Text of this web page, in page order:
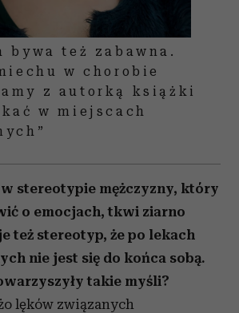
bywa też zabawna.
w chorobie
z autorką książki
w miejscach
w stereotypie mężczyzny, który
o emocjach, tkwi ziarno
też stereotyp, że po lekach
nie jest się do końca sobą.
takie myśli?
lęków związanych